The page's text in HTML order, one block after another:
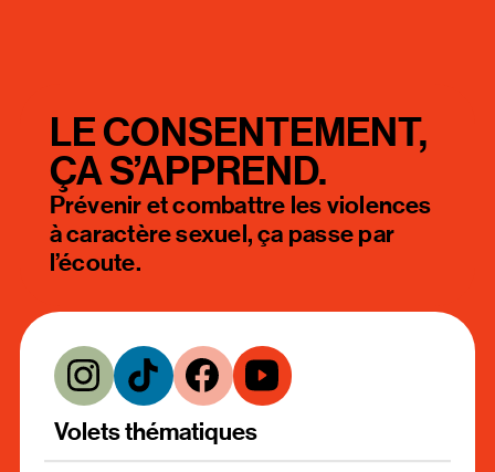
LE CONSENTEMENT,
ÇA S’APPREND.
Prévenir et combattre les violences
à caractère sexuel, ça passe par
l’écoute.
Volets thématiques